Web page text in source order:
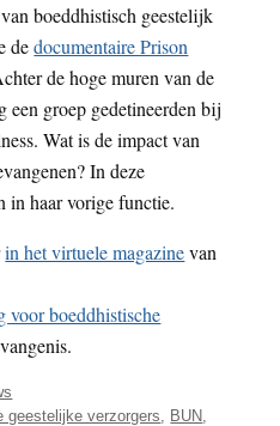
boeddhistisch geestelijk
dedocumentaire Prison
de hoge muren van de
een groep gedetineerden bij
Wat is de impact van
In deze
in haar vorige functie.
in het virtuele magazinevan
voor boeddhistische
geestelijke verzorgers BUN